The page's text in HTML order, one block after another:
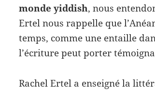
monde yiddish, nous
Ertel nous rappelle que
temps, comme une entaille
l’écriture peut porter
Rachel Ertel a enseigné la